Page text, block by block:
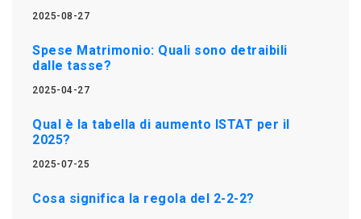
2025-08-27
Spese Matrimonio: Quali sono detraibili
dalle tasse?
2025-04-27
Qual è la tabella di aumento ISTAT per il
2025?
2025-07-25
Cosa significa la regola del 2-2-2?